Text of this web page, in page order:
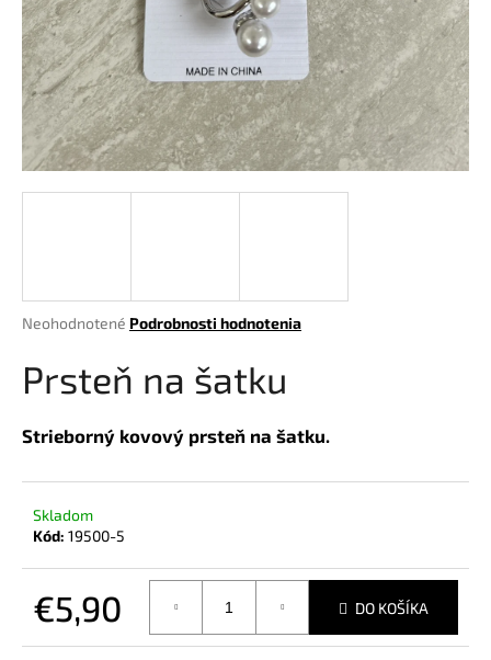
Priemerné
produktu
je
z
5
Neohodnotené Podrobnosti hodnotenia
Prsteň na šatku
Strieborný kovový prsteň na šatku.
Skladom
Kód: 19500-5
€5,90 DO KOŠÍKA
á
j
s
ť
?
d
p
o
r
a
m
e